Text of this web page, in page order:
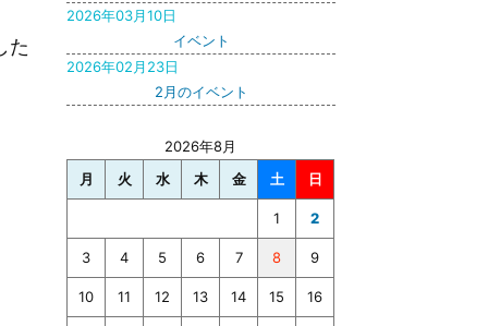
た
2026年03月10日
イベント
2026年02月23日
2月のイベント
2026年8月
月
火 水 木 金 土 日
1 2
3 4 5 6 7 8 9
10 11 12 13 14 15 16